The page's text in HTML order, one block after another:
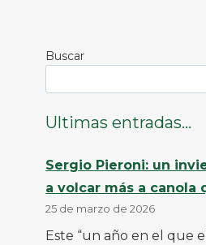
Buscar
Ultimas entradas...
Sergio Pieroni: un
a volcar más a canola
25 de marzo de 2026
Este “un año en el que